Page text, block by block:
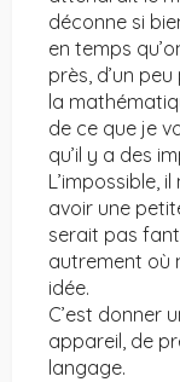
déconne si
en temps
près, d’un
la
de ce que je
qu’il y a des
L’impossible,
avoir une
serait pas
autrement où
idée.
C’est donner
appareil, de
langage.